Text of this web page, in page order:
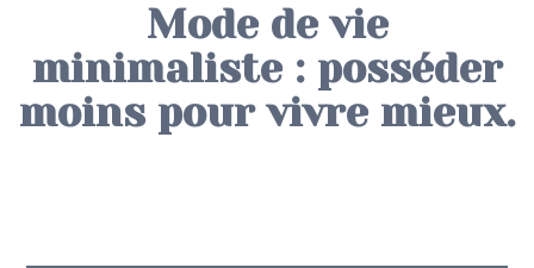
Mode de vie
minimaliste : posséder
moins pour vivre mieux.